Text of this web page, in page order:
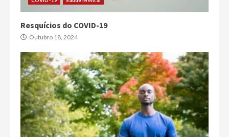
Resquícios do COVID-19
Outubro 18, 2024